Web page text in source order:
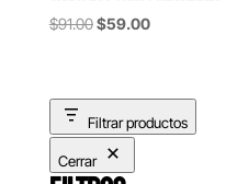
$91.00Original
$91.00.
$59.00Current
$59.00.
Filtrar productos
Cerrar